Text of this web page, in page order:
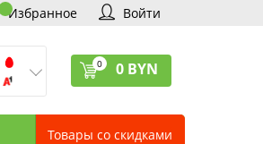
Избранное Войти
0 0 BYN
Товары со скидками